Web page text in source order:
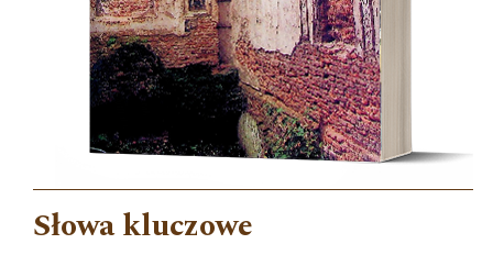
Słowa kluczowe